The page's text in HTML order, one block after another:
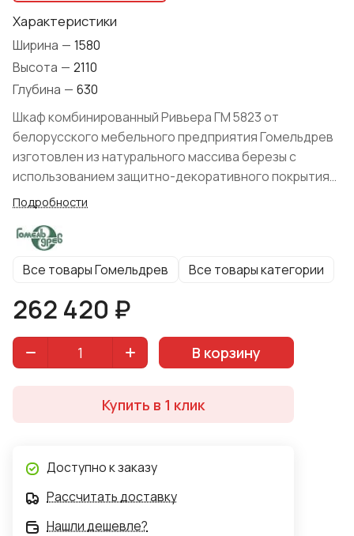
Характеристики
Ширина — 1580
Высота — 2110
Глубина — 630
Шкаф комбинированный Ривьера ГМ 5823 от
белорусского мебельного предприятия Гомельдрев
изготовлен из натурального массива березы с
использованием защитно-декоративного покрытия
экологически чистым составом на водной основе.
Подробности
Все товары Гомельдрев Все товары категории
262 420 ₽
В корзину
Купить в 1 клик
Доступно к заказу
Рассчитать доставку
Нашли дешевле?